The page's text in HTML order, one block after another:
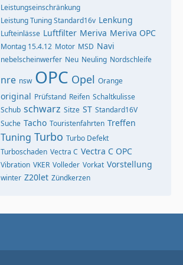
Leistungseinschränkung
Leistung Tuning Standard16v Lenkung
Lufteinlässe Luftfilter Meriva Meriva OPC
Montag 15.4.12 Motor MSD Navi
nebelscheinwerfer Neu Neuling Nordschleife
nre nsw OPC Opel Orange
original Prüfstand Reifen Schaltkulisse
Schub schwarz Sitze ST Standard16V
Suche Tacho Touristenfahrten Treffen
Tuning Turbo Turbo Defekt
Turboschaden Vectra C Vectra C OPC
Vibration VKER Volleder Vorkat Vorstellung
winter Z20let Zündkerzen